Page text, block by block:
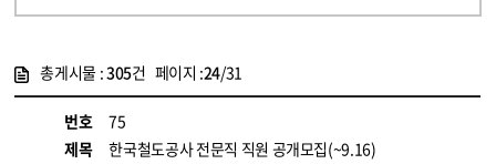
총게시물 :305건 페이지 :24/31
번호
75
제목
한국철도공사 전문직 직원 공개모집(~9.16)